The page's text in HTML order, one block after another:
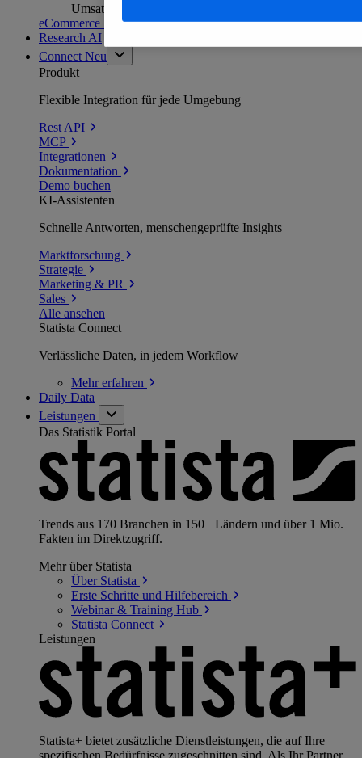
Umsatzanalysen und -prognosen
eCommerce Insights entdecken
Research AI
Connect Neu
Produkt
Flexible Integration für jede Umgebung
Rest API
MCP
Integrationen
Dokumentation
Demo buchen
KI-Assistenten
Schnelle Antworten, menschengeprüfte Insights
Marktforschung
Strategie
Marketing & PR
Sales
Alle ansehen
Statista Connect
Verlässliche Daten, in jedem Workflow
Mehrerfahren
Daily Data
Leistungen
Das Statistik Portal
Trends aus 170 Branchen in 150+ Ländern und über 1 Mio.
Fakten im Direktzugriff.
Mehr über Statista
Über Statista
Erste Schritte und Hilfebereich
Webinar & Training Hub
Statista Connect
Leistungen
Statista+ bietet zusätzliche Dienstleistungen, die auf Ihre
spezifischen Bedürfnisse zugeschnitten sind. Als Ihr Partner